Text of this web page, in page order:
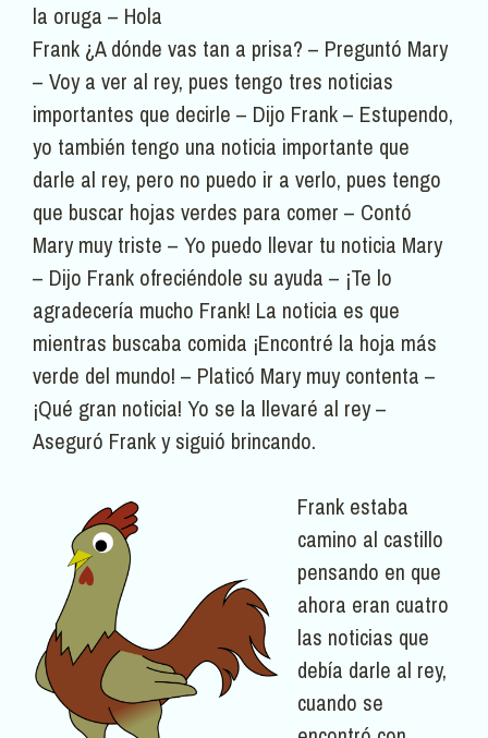
la oruga – Hola
Frank ¿A dónde vas tan a prisa? – Preguntó Mary
– Voy a ver al rey, pues tengo tres noticias
importantes que decirle – Dijo Frank – Estupendo,
yo también tengo una noticia importante que
darle al rey, pero no puedo ir a verlo, pues tengo
que buscar hojas verdes para comer – Contó
Mary muy triste – Yo puedo llevar tu noticia Mary
– Dijo Frank ofreciéndole su ayuda – ¡Te lo
agradecería mucho Frank! La noticia es que
mientras buscaba comida ¡Encontré la hoja más
verde del mundo! – Platicó Mary muy contenta –
¡Qué gran noticia! Yo se la llevaré al rey –
Aseguró Frank y siguió brincando.
Frank estaba
camino al castillo
pensando en que
ahora eran cuatro
las noticias que
debía darle al rey,
cuando se